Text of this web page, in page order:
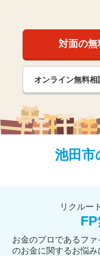
対面の無
オンライン無料相
池田市
リクルー
お金のプロであるフ
のお金に関するお悩